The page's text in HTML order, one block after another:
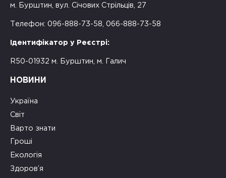
м. Бурштин, вул. Січових Стрільців, 27
Телефон: 096-888-73-58, 066-888-73-58
Ідентифікатор у Реєстрі:
R50-01932 м. Бурштин, м. Галич
НОВИНИ
Україна
Світ
Варто знати
Гроші
Екологія
Здоров’я